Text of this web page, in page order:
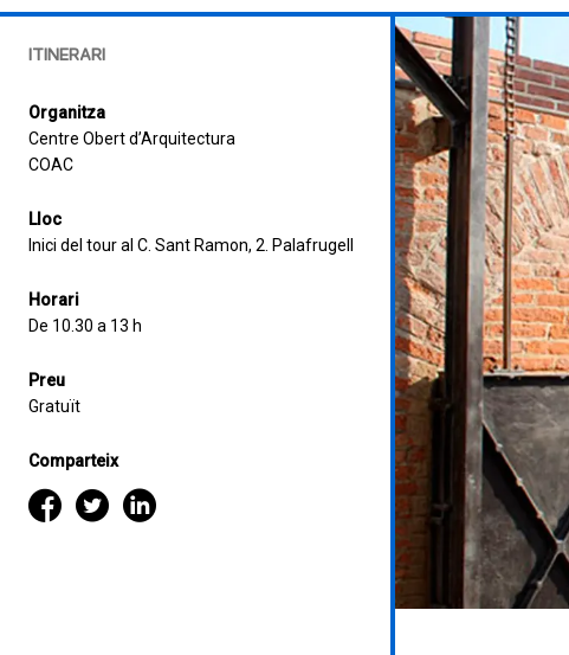
ITINERARI
Organitza
Centre Obert d’Arquitectura
COAC
Lloc
Inici del tour al C. Sant Ramon, 2. Palafrugell
Horari
De 10.30 a 13 h
Preu
Gratuït
Comparteix